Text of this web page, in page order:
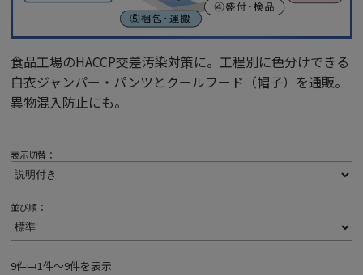
食品工場のHACCP交差汚染対策に。工程別に色分けできる
白衣ジャンパー・パンツとクールフード（帽子）を通販。
異物混入防止にも。
表示切替：
並び順：
9件中1件～9件を表示